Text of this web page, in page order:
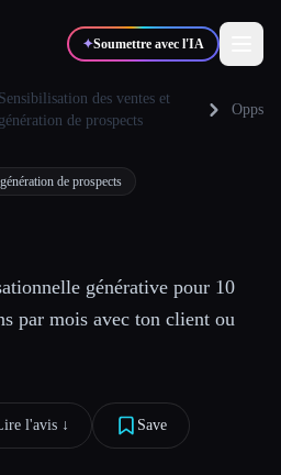
✦Soumettre avec l'IA
🎬Créateurs
Sensibilisation des ventes et
génération de prospects
Opps
de prospects
générative pour 10
par mois avec ton client ou
l'avis ↓︎ Save